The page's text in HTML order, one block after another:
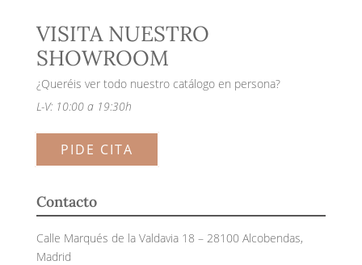
VISITA NUESTRO
SHOWROOM
¿Queréis ver todo nuestro catálogo en persona?
L-V: 10:00 a 19:30h
PIDE CITA
Contacto
Calle Marqués de la Valdavia 18 – 28100 Alcobendas,
Madrid